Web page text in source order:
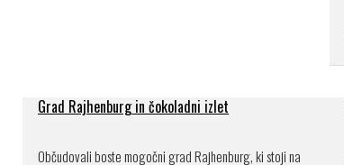
Grad Rajhenburg in čokoladni izlet
Občudovali boste mogočni grad Rajhenburg, ki stoji na